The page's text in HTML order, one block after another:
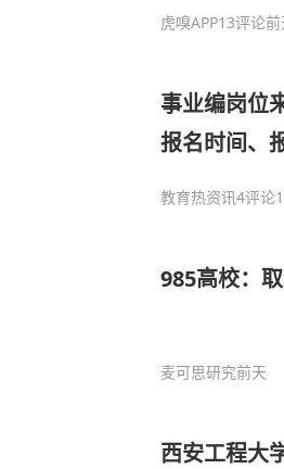
虎嗅APP13评论前
事业编岗位
报名时间、
教育热资讯4评论
985高校：取
麦可思研究前天
西安工程大